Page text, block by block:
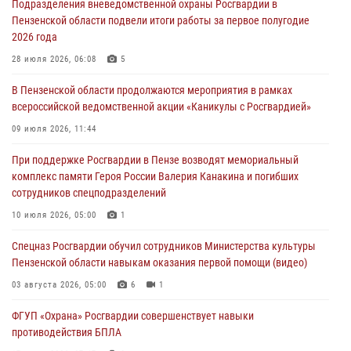
работы за первое полугодие 2026 года
Росгвардия обеспечила безопасность праздничных мероприятий в
В Пензе сотрудники Росгвардии задержали мужчину, который
дома
03 августа 2026, 05:59
Росгвардейцы Пензенской области отмечают 35-летие дежурной
03 августа 2026, 05:15
Подразделения вневедомственной охраны Росгвардии в
Пензенской области подвели итоги работы за первое полугодие
2026 года
28 июля 2026, 06:08 5
В Пензенской области продолжаются мероприятия в рамках
всероссийской ведомственной акции «Каникулы с Росгвардией»
09 июля 2026, 11:44
При поддержке Росгвардии в Пензе возводят мемориальный
комплекс памяти Героя России Валерия Канакина и погибших
сотрудников спецподразделений
10 июля 2026, 05:00 1
Спецназ Росгвардии обучил сотрудников Министерства культуры
Пензенской области навыкам оказания первой помощи (видео)
03 августа 2026, 05:00 6 1
ФГУП «Охрана» Росгвардии совершенствует навыки
противодействия БПЛА